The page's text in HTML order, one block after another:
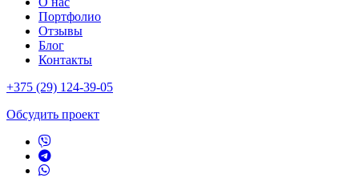
Портфолио
Отзывы
Блог
Контакты
+375 (29) 124-39-05
Обсудить проект